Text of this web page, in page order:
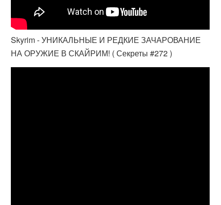
Skyrim - УНИКАЛЬНЫЕ И РЕДКИЕ ЗАЧАРОВАНИЕ
НА ОРУЖИЕ В СКАЙРИМ! ( Секреты #272 )